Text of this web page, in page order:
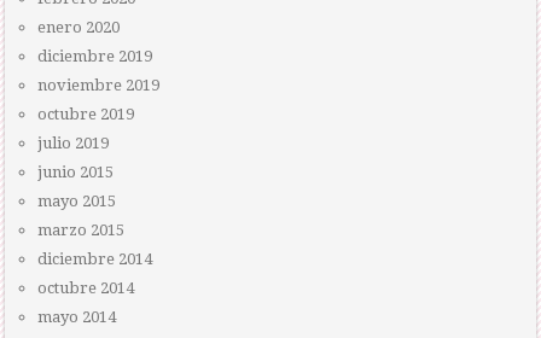
enero 2020
diciembre 2019
noviembre 2019
octubre 2019
julio 2019
junio 2015
mayo 2015
marzo 2015
diciembre 2014
octubre 2014
mayo 2014